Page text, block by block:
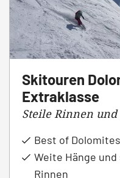
Skitouren
Extraklasse
Steile Rinnen
Best of Dolomites
Weite Hänge
Rinnen